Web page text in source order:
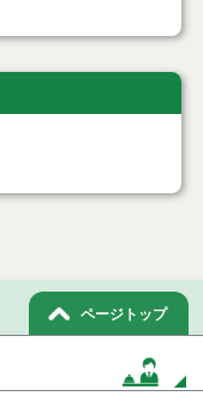
ページトップ